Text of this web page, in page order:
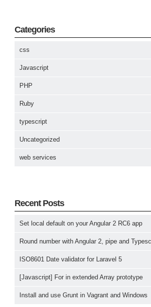
Categories
css
Javascript
PHP
Ruby
typescript
Uncategorized
web services
Recent Posts
Set local default on your Angular 2 RC6 app
Round number with Angular 2, pipe and
ISO8601 Date validator for Laravel 5
[Javascript] For in extended Array prototype
Install and use Grunt in Vagrant and Windows